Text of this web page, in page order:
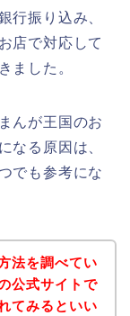
行振り込み、
店で対応して
ました。
んが王国のお
なる原因は、
でも参考にな
法を調べてい
公式サイトで
てみるといい